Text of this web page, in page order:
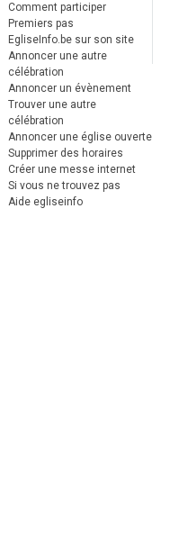
Comment participer
Premiers pas
EgliseInfo.be sur son site
Annoncer une autre
célébration
Annoncer un évènement
Trouver une autre
célébration
Annoncer une église ouverte
Supprimer des horaires
Créer une messe internet
Si vous ne trouvez pas
Aide egliseinfo